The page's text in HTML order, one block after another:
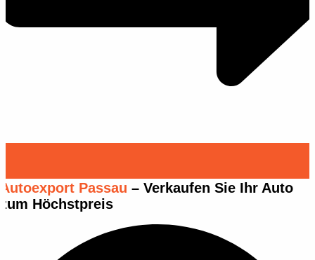
Autoexport Passau – Verkaufen Sie Ihr Auto
zum Höchstpreis